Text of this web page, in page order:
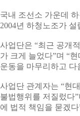
국내 조선소 가운데
2004년 하청노조가
사업단은 “최근 공개
가 크게 늘었다”며 “
운동을 마무리하고 다
사업단 관계자는 “현
불법행위를 저질렀다
에 법적 책임을 묻겠